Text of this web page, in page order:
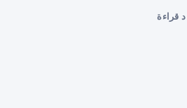
د قراءة